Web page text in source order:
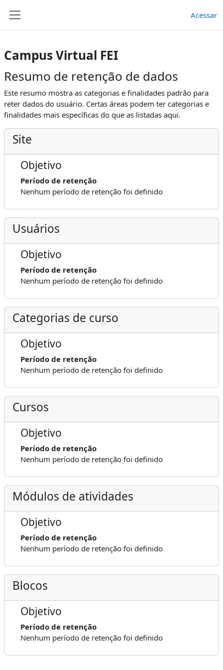
Acessar
Campus Virtual FEI
Resumo de retenção de dados
Este resumo mostra as categorias e finalidades padrão para
reter dados do usuário. Certas áreas podem ter categorias e
finalidades mais específicas do que as listadas aqui.
Site
Objetivo
Período de retenção
Nenhum período de retenção foi definido
Usuários
Objetivo
Período de retenção
Nenhum período de retenção foi definido
Categorias de curso
Objetivo
Período de retenção
Nenhum período de retenção foi definido
Cursos
Objetivo
Período de retenção
Nenhum período de retenção foi definido
Módulos de atividades
Objetivo
Período de retenção
Nenhum período de retenção foi definido
Blocos
Objetivo
Período de retenção
Nenhum período de retenção foi definido